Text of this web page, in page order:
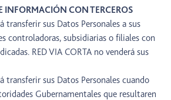
INFORMACIÓN CON TERCEROS
transferir sus Datos Personales a sus
controladoras, subsidiarias o filiales con
RED VIA CORTA no venderá sus
transferir sus Datos Personales cuando
Gubernamentales que resultaren